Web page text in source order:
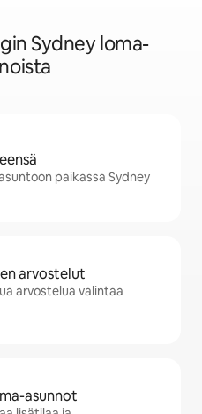
Sydney loma-
paikassa Sydney
arvostelut
arvostelua valintaa
asunnot